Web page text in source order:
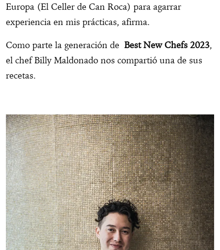
Europa (El Celler de Can Roca) para agarrar
experiencia en mis prácticas, afirma.
Como parte la generación de Best New Chefs 2023,
el chef Billy Maldonado nos compartió una de sus
recetas.